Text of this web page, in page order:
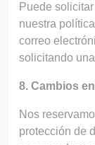
Puede
nuestra
correo
solicitando
8. Cambios
Nos
protección de